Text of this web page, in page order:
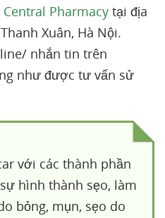
Pharmacy tại địa
Xuân, Hà Nội.
nhắn tin trên
như được tư vấn sử
với các thành phần
hình thành sẹo, làm
bỏng, mụn, sẹo do